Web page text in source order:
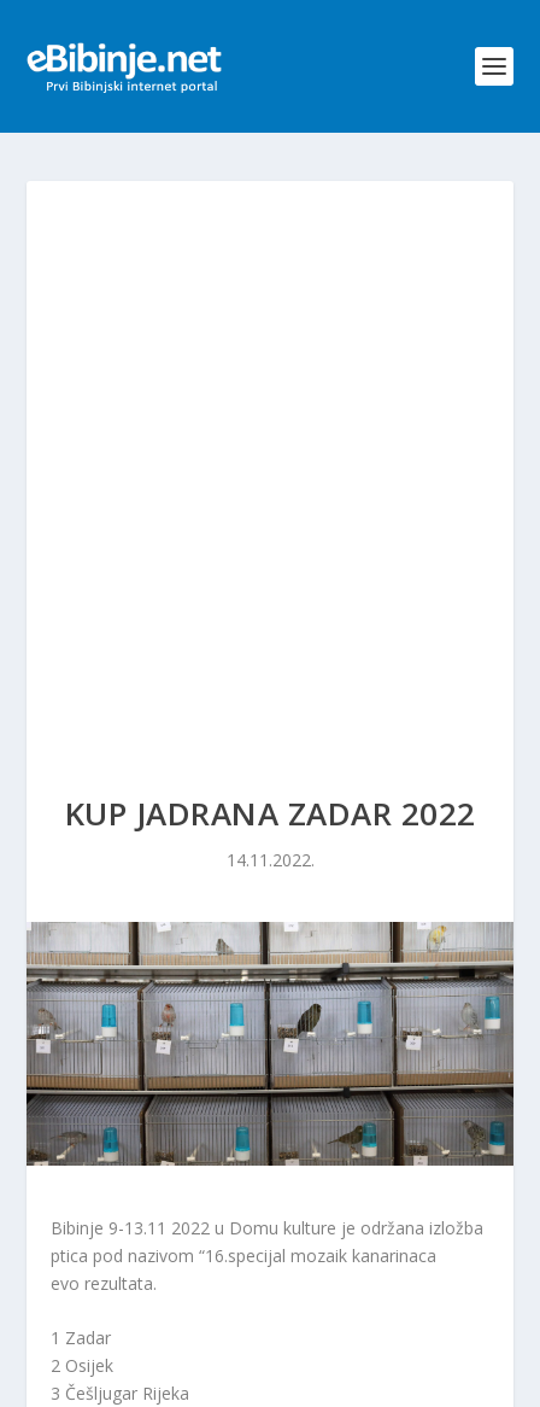
KUP JADRANA ZADAR 2022
14.11.2022.
Bibinje 9-13.11 2022 u Domu kulture je održana izložba
ptica pod nazivom “16.specijal mozaik kanarinaca
evo rezultata.
1 Zadar
2 Osijek
3 Češljugar Rijeka